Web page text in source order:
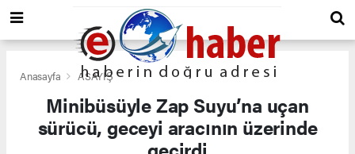
Anasayfa ASAYİŞ
Minibüsüyle Zap Suyu’na uçan
sürücü, geceyi aracının üzerinde